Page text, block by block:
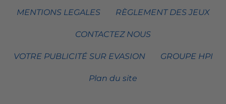
MENTIONS LEGALES RÈGLEMENT DES JEUX
CONTACTEZ NOUS
VOTRE PUBLICITÉ SUR EVASION GROUPE HPI
Plan du site